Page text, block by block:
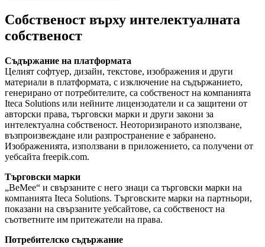
Собственост върху интелектуалната
собственост
Съдържание на платформата
Целият софтуер, дизайн, текстове, изображения и други
материали в платформата, с изключение на съдържанието,
генерирано от потребителите, са собственост на компанията
Iteca Solutions или нейните лицензодатели и са защитени от
авторски права, търговски марки и други закони за
интелектуална собственост. Неоторизираното използване,
възпроизвеждане или разпространение е забранено.
Изображенията, използвани в приложението, са получени от
уебсайта freepik.com.
Търговски марки
„BeMee“ и свързаните с него знаци са търговски марки на
компанията Iteca Solutions. Търговските марки на партньори,
показани на свързаните уебсайтове, са собственост на
съответните им притежатели на права.
Потребителско съдържание